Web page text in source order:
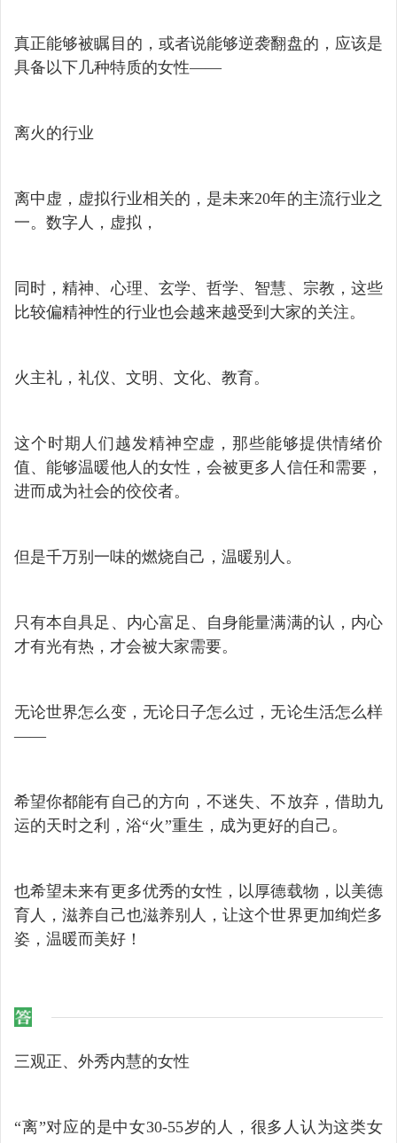
真正能够被瞩目的，或者说能够逆袭翻盘的，应该是
具备以下几种特质的女性——
离火的行业
离中虚，虚拟行业相关的，是未来20年的主流行业之
一。数字人，虚拟，
同时，精神、心理、玄学、哲学、智慧、宗教，这些
比较偏精神性的行业也会越来越受到大家的关注。
火主礼，礼仪、文明、文化、教育。
这个时期人们越发精神空虚，那些能够提供情绪价
值、能够温暖他人的女性，会被更多人信任和需要，
进而成为社会的佼佼者。
但是千万别一味的燃烧自己，温暖别人。
只有本自具足、内心富足、自身能量满满的认，内心
才有光有热，才会被大家需要。
无论世界怎么变，无论日子怎么过，无论生活怎么样
——
希望你都能有自己的方向，不迷失、不放弃，借助九
运的天时之利，浴“火”重生，成为更好的自己。
也希望未来有更多优秀的女性，以厚德载物，以美德
育人，滋养自己也滋养别人，让这个世界更加绚烂多
姿，温暖而美好！
三观正、外秀内慧的女性
“离”对应的是中女30-55岁的人，很多人认为这类女